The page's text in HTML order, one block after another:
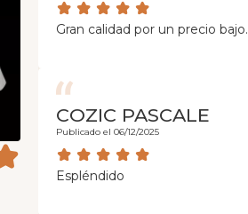
Gran calidad por un precio bajo.
COZIC PASCALE
Publicado el 06/12/2025
Espléndido